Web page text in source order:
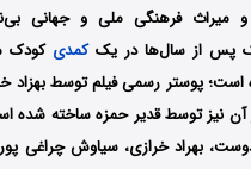
میراث فرهنگی ملی و جهانی
پس از سال‌ها در یککمدی کودک
است؛ پوستر رسمی فیلم توسط بهزاد
نیز توسط قدیر حمزه ساخته شده
بهراد خرازی، سیاوش چراغی